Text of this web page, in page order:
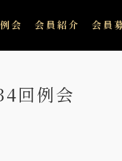
例会 会員紹介 会員
回例会